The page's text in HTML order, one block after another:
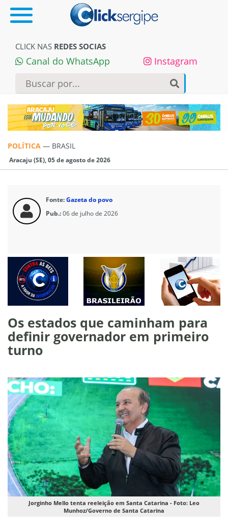
CLICK NAS REDES SOCIAS
Canal do WhatsApp Instagram
POLÍTICA — BRASIL
Aracaju (SE), 05 de agosto de 2026
Fonte:Gazeta do povo
Pub.:06 de julho de 2026
Os estados que caminham para
definir governador em primeiro
turno
Jorginho Mello tenta reeleição em Santa Catarina - Foto: Leo
Munhoz/Governo de Santa Catarina